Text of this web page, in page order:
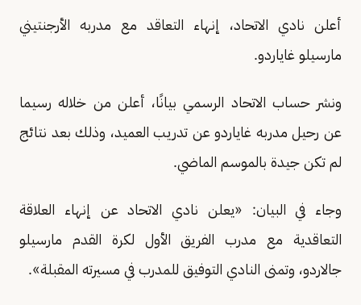
أعلن نادي الاتحاد، إنهاء التعاقد مع مدربه الأرجنتيني
مارسيلو غاياردو.
ونشر حساب الاتحاد الرسمي بيانًا، أعلن من خلاله رسيما
عن رحيل مدربه غاياردو عن تدريب العميد، وذلك بعد نتائج
لم تكن جيدة بالموسم الماضي.
وجاء في البيان: «يعلن نادي الاتحاد عن إنهاء العلاقة
التعاقدية مع مدرب الفريق الأول لكرة القدم مارسيلو
جالاردو، وتمنى النادي التوفيق للمدرب في مسيرته المقبلة».